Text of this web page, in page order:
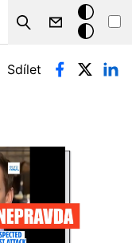
Search
Tmavý
režim
Sdílet